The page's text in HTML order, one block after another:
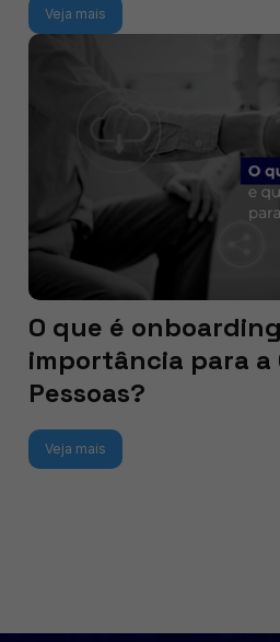
Veja mais
O que é
importância para a
Pessoas?
Veja mais